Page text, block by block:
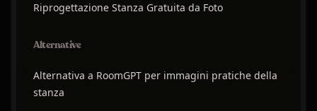
Riprogettazione Stanza Gratuita da Foto
Alternative
Alternativa a RoomGPT per immagini pratiche della
stanza